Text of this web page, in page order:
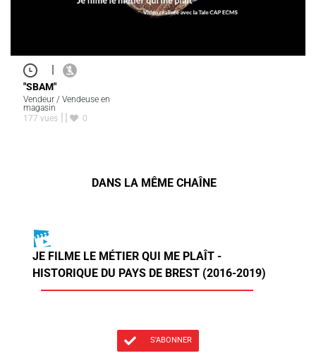
|
"SBAM"
Vendeur / Vendeuse en
magasin
177 vues
0
DANS LA MÊME CHAÎNE
JE FILME LE MÉTIER QUI ME PLAÎT -
HISTORIQUE DU PAYS DE BREST (2016-2019)
S'ABONNER